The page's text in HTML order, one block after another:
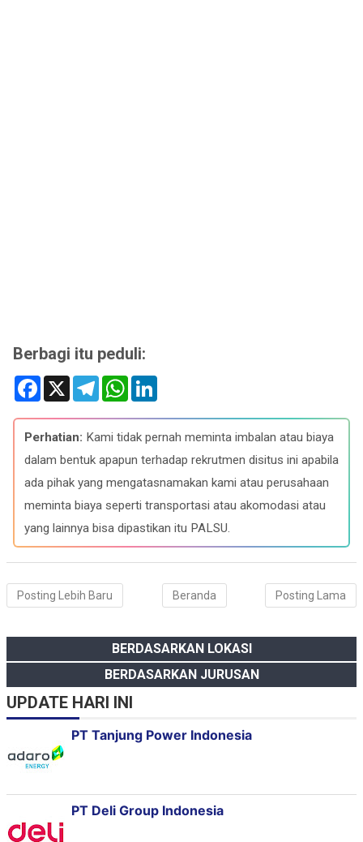
Berbagi itu peduli:
F
e
b
o
o
X
T
e
e
g
r
a
W
t
s
A
p
k
e
d
I
Perhatian: Kami tidak pernah meminta imbalan atau biaya
dalam bentuk apapun terhadap rekrutmen disitus ini apabila
ada pihak yang mengatasnamakan kami atau perusahaan
meminta biaya seperti transportasi atau akomodasi atau
yang lainnya bisa dipastikan itu PALSU.
Posting Lebih Baru Posting Lama
Beranda
BERDASARKAN LOKASI
BERDASARKAN JURUSAN
UPDATE HARI INI